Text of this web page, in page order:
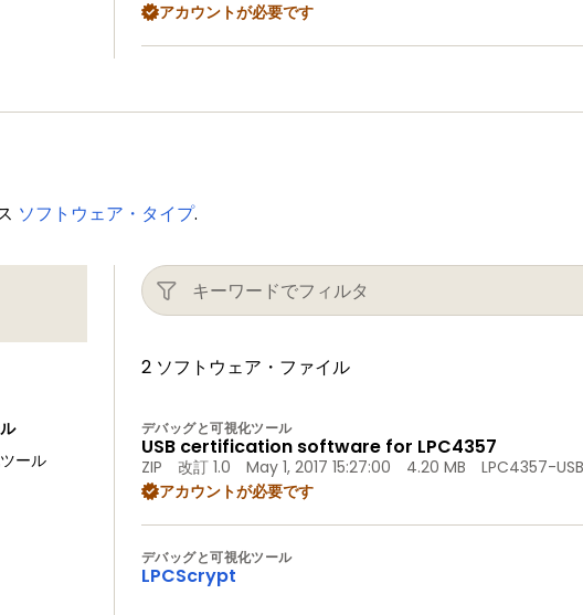
アカウントが必要です
ソフトウェア・タイプ.
ール
2 ソフトウェア・ファイル
デバッグと可視化ツール
USB certification software for LPC4357
ZIP 改訂 1.0 May 1, 2017 15:27:00 4.20 MB
LPC4357-
アカウントが必要です
デバッグと可視化ツール
LPCScrypt